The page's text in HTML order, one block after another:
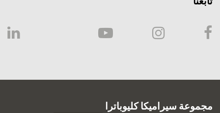
مجموعة سيراميكا كليوباترا